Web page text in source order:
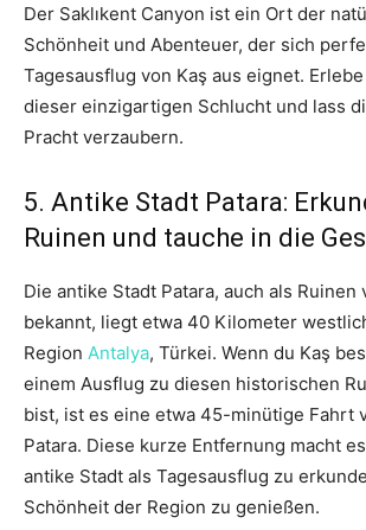
Der Saklıkent Canyon ist ein Ort der
Schönheit und Abenteuer, der sich
Tagesausflug von Kaş aus eignet.
dieser einzigartigen Schlucht und lass
Pracht verzaubern.
5. Antike Stadt Patara:
Ruinen und tauche in die
Die antike Stadt Patara, auch als Ruinen
bekannt, liegt etwa 40 Kilometer
Region Antalya, Türkei. Wenn du Kaş
einem Ausflug zu diesen historischen
bist, ist es eine etwa 45-minütige Fahrt
Patara. Diese kurze Entfernung macht
antike Stadt als Tagesausflug zu
Schönheit der Region zu genießen.